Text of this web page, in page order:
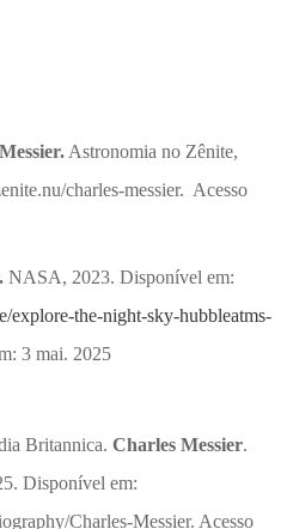
Astronomia no Zênite,
charles-messier. Acesso
NASA, 2023. Disponível em:
explore-the-night-sky-hubbleatms-
3 mai. 2025
Britannica. Charles Messier.
Disponível em:
Charles-Messier. Acesso